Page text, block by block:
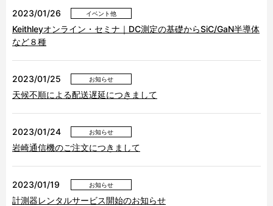
2023/01/26 イベント他
Keithleyオンライン・セミナ｜DC測定の基礎からSiC/GaN半導体
など８種
2023/01/25 お知らせ
天候不順による配送遅延につきまして
2023/01/24 お知らせ
岩崎通信機のご注文につきまして
2023/01/19 お知らせ
計測器レンタルサービス開始のお知らせ